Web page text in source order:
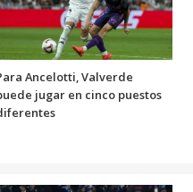
Ancelotti, Valverde
jugar en cinco puestos